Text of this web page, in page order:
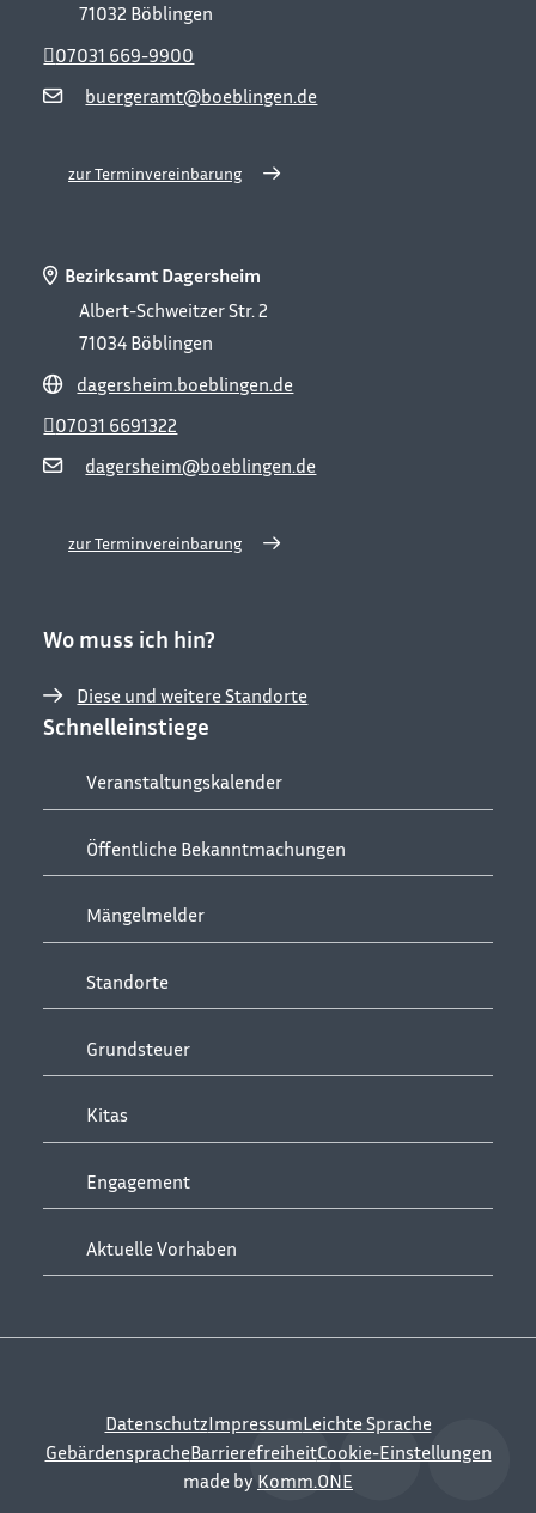
71032 Böblingen
buergeramt@boeblingen.de
07031 669-9900
zur Terminvereinbarung
Bezirksamt Dagersheim
Albert-Schweitzer Str. 2
71034 Böblingen
dagersheim.boeblingen.de
dagersheim@boeblingen.de
07031 6691322
zur Terminvereinbarung
Wo muss ich hin?
Diese und weitere Standorte
Schnelleinstiege
Veranstaltungskalender
Öffentliche Bekanntmachungen
Mängelmelder
Standorte
Grundsteuer
Kitas
Engagement
Aktuelle Vorhaben
DatenschutzImpressumLeichte Sprache
GebärdenspracheBarrierefreiheitCookie-Einstellungen
made by Komm.ONE